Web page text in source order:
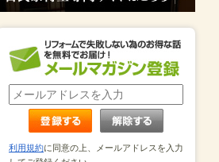
利用規約に同意の上、メールアドレスを入力